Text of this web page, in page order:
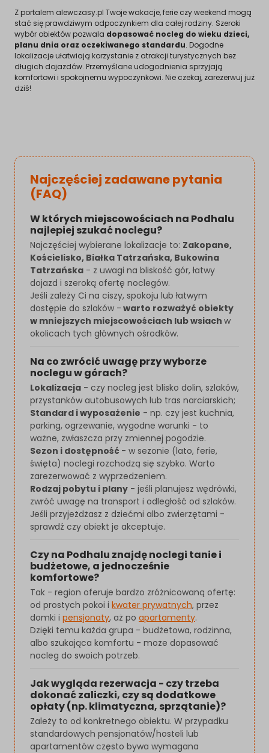
Z portalem alewczasy.pl Twoje wakacje, ferie czy weekend mogą
stać się prawdziwym odpoczynkiem dla całej rodziny. Szeroki
wybór obiektów pozwala dopasować nocleg do wieku dzieci,
planu dnia oraz oczekiwanego standardu. Dogodne
lokalizacje ułatwiają korzystanie z atrakcji turystycznych bez
długich dojazdów. Przemyślane udogodnienia sprzyjają
komfortowi i spokojnemu wypoczynkowi. Nie czekaj, zarezerwuj już
dziś!
Najczęściej zadawane pytania
(FAQ)
W których miejscowościach na Podhalu
najlepiej szukać noclegu?
Najczęściej wybierane lokalizacje to: Zakopane,
Kościelisko, Białka Tatrzańska, Bukowina
Tatrzańska - z uwagi na bliskość gór, łatwy
dojazd i szeroką ofertę noclegów.
Jeśli zależy Ci na ciszy, spokoju lub łatwym
dostępie do szlaków - warto rozważyć obiekty
w mniejszych miejscowościach lub wsiach w
okolicach tych głównych ośrodków.
Na co zwrócić uwagę przy wyborze
noclegu w górach?
Lokalizacja - czy nocleg jest blisko dolin, szlaków,
przystanków autobusowych lub tras narciarskich;
Standard i wyposażenie - np. czy jest kuchnia,
parking, ogrzewanie, wygodne warunki - to
ważne, zwłaszcza przy zmiennej pogodzie.
Sezon i dostępność - w sezonie (lato, ferie,
święta) noclegi rozchodzą się szybko. Warto
zarezerwować z wyprzedzeniem.
Rodzaj pobytu i plany - jeśli planujesz wędrówki,
zwróć uwagę na transport i odległość od szlaków.
Jeśli przyjeżdżasz z dziećmi albo zwierzętami -
sprawdź czy obiekt je akceptuje.
Czy na Podhalu znajdę noclegi tanie i
budżetowe, a jednocześnie
komfortowe?
Tak - region oferuje bardzo zróżnicowaną ofertę:
od prostych pokoi i kwater prywatnych, przez
domki i pensjonaty, aż po apartamenty.
Dzięki temu każda grupa - budżetowa, rodzinna,
albo szukająca komfortu - może dopasować
nocleg do swoich potrzeb.
Jak wygląda rezerwacja - czy trzeba
dokonać zaliczki, czy są dodatkowe
opłaty (np. klimatyczna, sprzątanie)?
Zależy to od konkretnego obiektu. W przypadku
standardowych pensjonatów/hosteli lub
apartamentów często bywa wymagana